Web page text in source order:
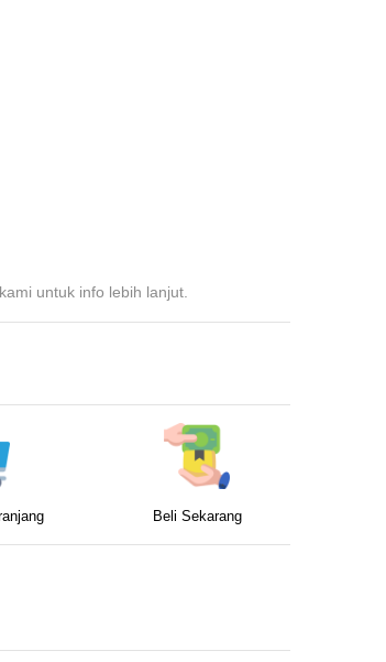
untuk info lebih lanjut.
Beli Sekarang